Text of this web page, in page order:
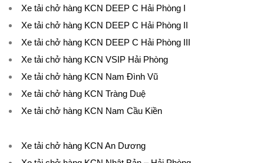
Xe tải chở hàng KCN DEEP C Hải Phòng I
Xe tải chở hàng KCN DEEP C Hải Phòng II
Xe tải chở hàng KCN DEEP C Hải Phòng III
Xe tải chở hàng KCN VSIP Hải Phòng
Xe tải chở hàng KCN Nam Đình Vũ
Xe tải chở hàng KCN Tràng Duệ
Xe tải chở hàng KCN Nam Cầu Kiền
Xe tải chở hàng KCN An Dương